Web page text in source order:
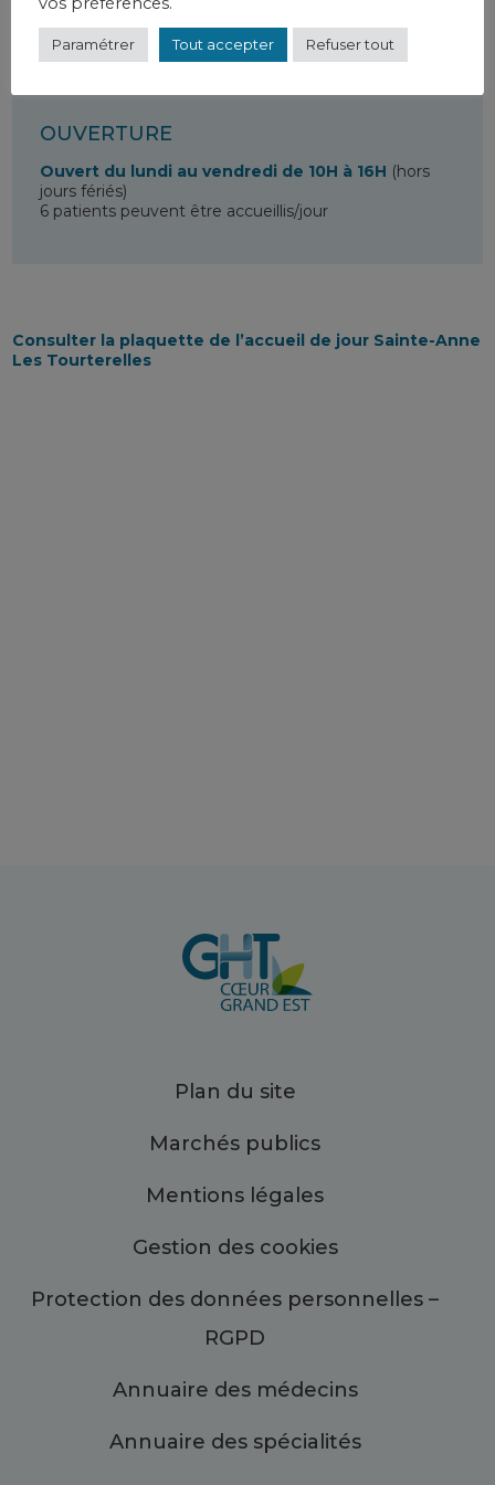
à son domicile dans le rayon de la CODECOM.
OUVERTURE
Ouvert du lundi au vendredi de 10H à 16H (hors
jours fériés)
6 patients peuvent être accueillis/jour
Consulter la plaquette de l’accueil de jour Sainte-Anne
Les Tourterelles
Plan du site
Marchés publics
Mentions légales
Gestion des cookies
Protection des données personnelles –
RGPD
Annuaire des médecins
Annuaire des spécialités
Paramétrer Tout accepter Refuser tout